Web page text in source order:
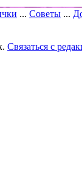
... Советы ...
Связаться с